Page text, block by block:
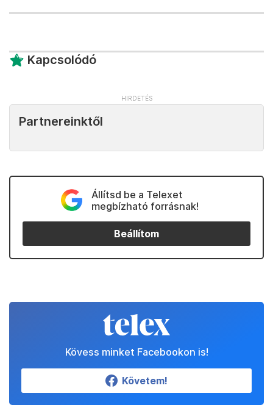
Kapcsolódó
Partnereinktől
Állítsd be a Telexet
megbízható forrásnak!
Beállítom
Kövess minket Facebookon is!
Követem!